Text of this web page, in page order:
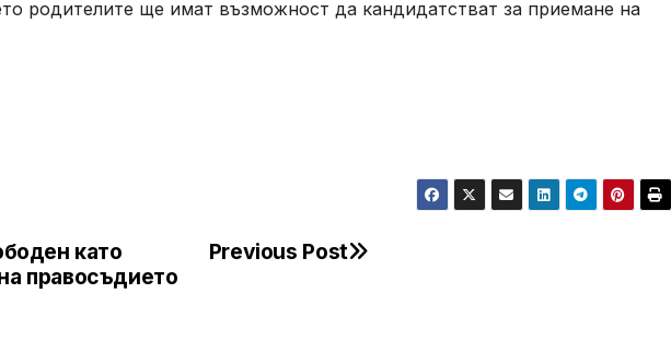
родителите ще имат възможност да кандидатстват за приемане на
Previous Post
като
правосъдието